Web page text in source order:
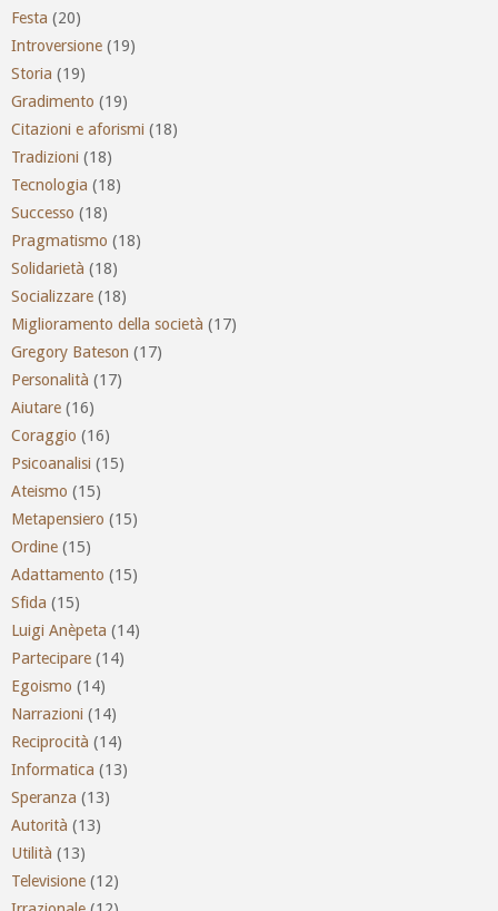
Festa (20)
Introversione (19)
Storia (19)
Gradimento (19)
Citazioni e aforismi (18)
Tradizioni (18)
Tecnologia (18)
Successo (18)
Pragmatismo (18)
Solidarietà (18)
Socializzare (18)
Miglioramento della società (17)
Gregory Bateson (17)
Personalità (17)
Aiutare (16)
Coraggio (16)
Psicoanalisi (15)
Ateismo (15)
Metapensiero (15)
Ordine (15)
Adattamento (15)
Sfida (15)
Luigi Anèpeta (14)
Partecipare (14)
Egoismo (14)
Narrazioni (14)
Reciprocità (14)
Informatica (13)
Speranza (13)
Autorità (13)
Utilità (13)
Televisione (12)